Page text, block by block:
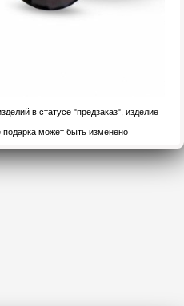
в статусе "предзаказ", изделие
подарка может быть изменено